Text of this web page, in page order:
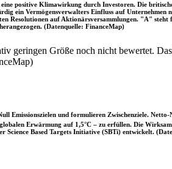
positive Klimawirkung durch Investoren. Die
ein Vermögensverwalters Einfluss auf
Resolutionen auf Aktionärsversammlungen. "A"
(Datenquelle: FinanceMap)
geringen Größe noch nicht bewertet.
Emissionszielen und formulieren Zwischenziele.
Erwärmung auf 1,5°C – zu erfüllen. Die
Based Targets Initiative (SBTi) entwickelt.